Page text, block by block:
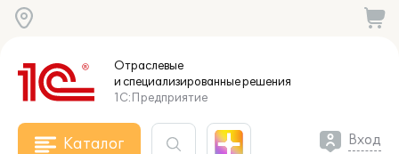
Отраслевые
и специализированныерешения
1С:Предприятие
Каталог Вход